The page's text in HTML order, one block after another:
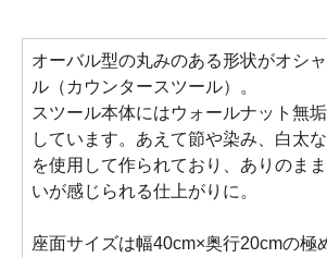
オーバル型の丸みのある形状がオシ
ル（カウンタースツール）。
スツール本体にはウォールナット無
しています。あえて節や染み、白太
を使用して作られており、ありのま
いが感じられる仕上がりに。
座面サイズは幅40cm×奥行20cmの極